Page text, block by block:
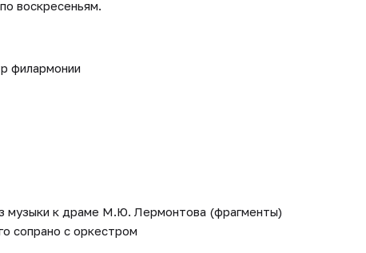
воскресеньям.
филармонии
музыки к драме М.Ю. Лермонтова (фрагменты)
сопрано с оркестром